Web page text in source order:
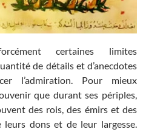
certaines limites
de détails et d’anecdotes
l’admiration. Pour mieux
que durant ses périples,
des rois, des émirs et des
dons et de leur largesse.